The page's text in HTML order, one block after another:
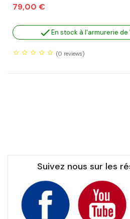
Prix
79,00 €
En stock à l'armurerie de
(0 reviews)
Suivez nous sur les